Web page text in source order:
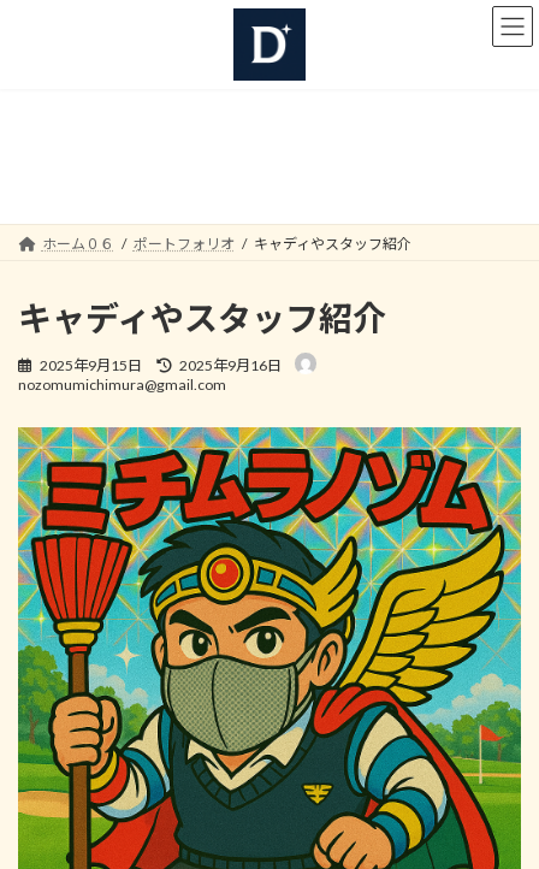
プ
動
ホーム０６ ポートフォリオ キャディやスタッフ紹介
キャディやスタッフ紹介
2025年9月15日
最
終
新
日
時
:
2025年9月16日
nozomumichimura@gmail.com